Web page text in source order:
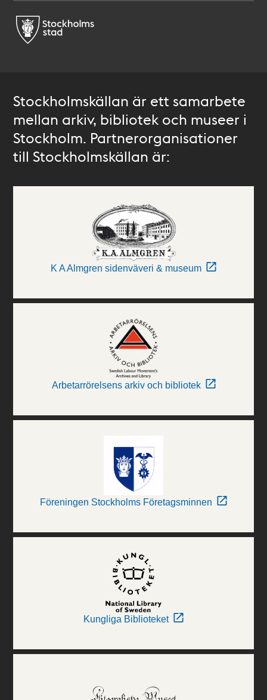
Stockholmskällan är ett samarbete
mellan arkiv, bibliotek och museer i
Stockholm. Partnerorganisationer
till Stockholmskällan är:
K A Almgren sidenväveri & museum
Arbetarrörelsens arkiv och bibliotek
Föreningen Stockholms Företagsminnen
Kungliga Biblioteket